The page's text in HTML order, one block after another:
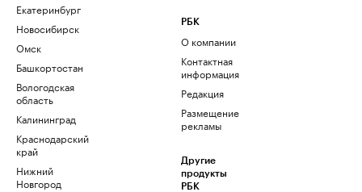
Екатеринбург
Новосибирск
Омск
Башкортостан
Вологодская
область
Калининград
Краснодарский
край
Нижний
Новгород
РБК
О компании
Контактная
информация
Редакция
Размещение
рекламы
Другие
продукты
РБК